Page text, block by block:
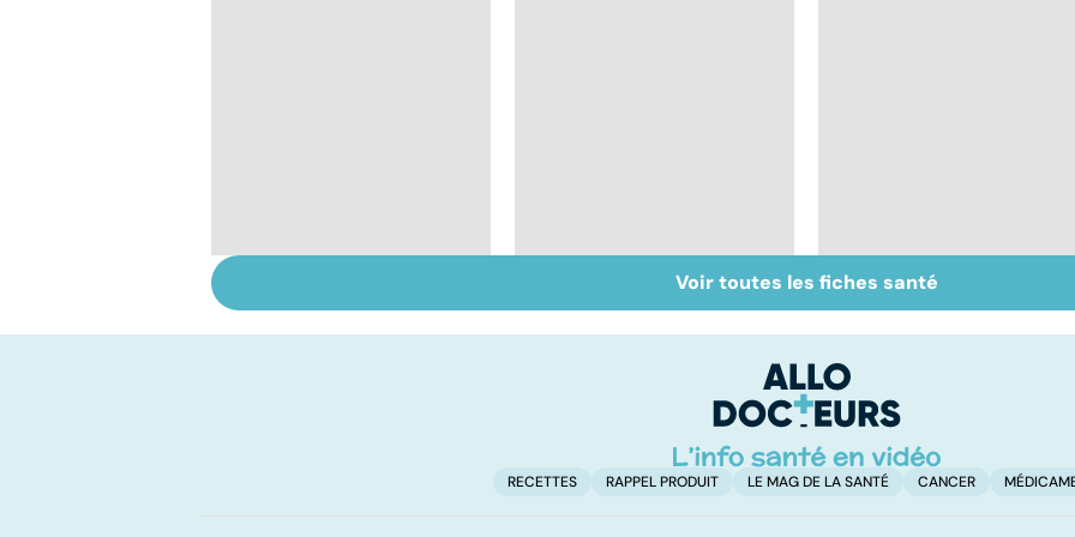
infections
Tout savoir sur les
maux du froid
Tout savoir sur le
virus de la grippe
Voir toutes les fiches santé
RECETTES RAPPEL PRODUIT LE MAG DE LA SANTÉ CANCER